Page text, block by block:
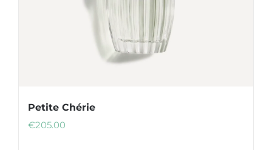
Petite Chérie
€205.00